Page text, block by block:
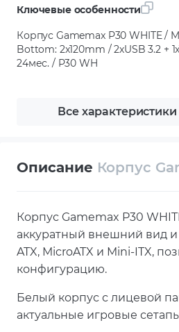
Ключевые особенности
Корпус Gamemax P30 WHITE /
Bottom: 2x120mm / 2хUSB 3.2 +
24мес. / P30 WH
Все характеристики
Описание Корпус
Корпус Gamemax P30
аккуратный внешний вид
ATX, MicroATX и Mini-ITX,
конфигурацию.
Белый корпус с лицевой
актуальные игровые